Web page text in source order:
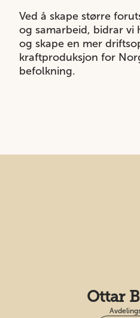
Ved å skape større
og samarbeid, bidrar vi
og skape en mer
kraftproduksjon for
befolkning.
Ottar